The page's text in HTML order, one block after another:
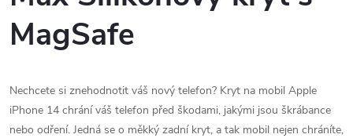
MagSafe
Nechcete si znehodnotit váš nový telefon? Kryt na mobil Apple
iPhone 14 chrání váš telefon před škodami, jakými jsou škrábance
nebo odření. Jedná se o měkký zadní kryt, a tak mobil nejen chráníte,